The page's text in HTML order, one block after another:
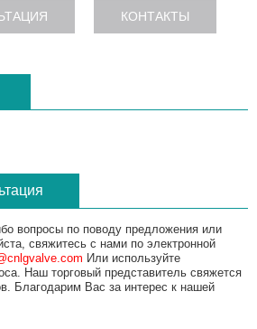
КОНТАКТЫ
вопросы по поводу предложения или
свяжитесь с нами по электронной
Или используйте
Наш торговый представитель свяжется
Благодарим Вас за интерес к нашей